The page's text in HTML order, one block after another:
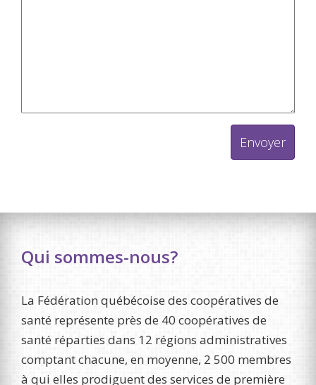
Qui sommes-nous?
La Fédération québécoise des coopératives de
santé représente près de 40 coopératives de
santé réparties dans 12 régions administratives
comptant chacune, en moyenne, 2 500 membres
à qui elles prodiguent des services de première